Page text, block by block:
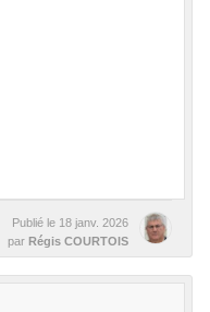
Publié le 18 janv. 2026
par Régis COURTOIS